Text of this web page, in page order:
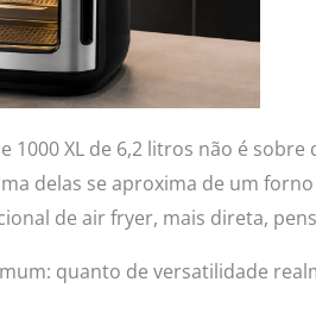
XL de 6,2 litros não é sobre
delas se aproxima de um
de air fryer, mais direta,
quanto de versatilidade